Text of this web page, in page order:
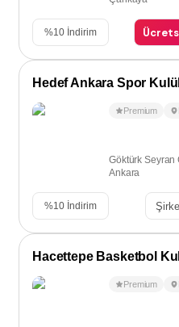
%10 İndirim
Hedef Ankara Spor
Premium
Göktürk Seyran
Ankara
%10 İndirim
Hacettepe Basketbol
Premium